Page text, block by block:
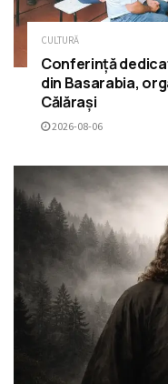
CULTURĂ
Conferință
din Basarabia,
Călărași
2026-08-06